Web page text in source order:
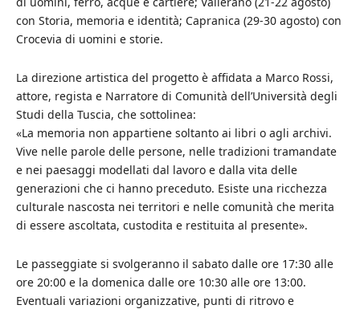
con Storia, memoria e identità; Capranica (29-30 agosto) con
Crocevia di uomini e storie.
La direzione artistica del progetto è affidata a Marco Rossi,
attore, regista e Narratore di Comunità dell’Università degli
Studi della Tuscia, che sottolinea:
«La memoria non appartiene soltanto ai libri o agli archivi.
Vive nelle parole delle persone, nelle tradizioni tramandate
e nei paesaggi modellati dal lavoro e dalla vita delle
generazioni che ci hanno preceduto. Esiste una ricchezza
culturale nascosta nei territori e nelle comunità che merita
di essere ascoltata, custodita e restituita al presente».
Le passeggiate si svolgeranno il sabato dalle ore 17:30 alle
ore 20:00 e la domenica dalle ore 10:30 alle ore 13:00.
Eventuali variazioni organizzative, punti di ritrovo e